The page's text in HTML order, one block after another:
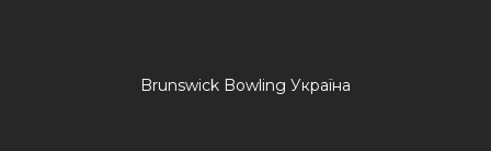
Brunswick Bowling Україна